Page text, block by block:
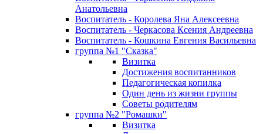
Анатольевна
Воспитатель - Королева Яна Алексеевна
Воспитатель - Черкасова Ксения Андреевна
Воспитатель - Кошкина Евгения Васильевна
группа №1 "Сказка"
Визитка
Достижения воспитанников
Педагогическая копилка
Один день из жизни группы
Советы родителям
группа №2 "Ромашки"
Визитка